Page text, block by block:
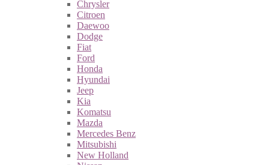
Chrysler
Citroen
Daewoo
Dodge
Fiat
Ford
Honda
Hyundai
Jeep
Kia
Komatsu
Mazda
Mercedes Benz
Mitsubishi
New Holland